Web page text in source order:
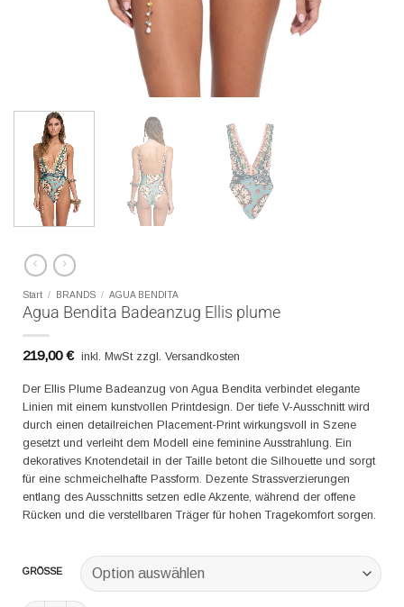
Start / BRANDS / AGUA BENDITA
Agua Bendita Badeanzug Ellis plume
219,00€ inkl. MwSt zzgl. Versandkosten
Der Ellis Plume Badeanzug von Agua Bendita verbindet elegante
Linien mit einem kunstvollen Printdesign. Der tiefe V-Ausschnitt wird
durch einen detailreichen Placement-Print wirkungsvoll in Szene
gesetzt und verleiht dem Modell eine feminine Ausstrahlung. Ein
dekoratives Knotendetail in der Taille betont die Silhouette und sorgt
für eine schmeichelhafte Passform. Dezente Strassverzierungen
entlang des Ausschnitts setzen edle Akzente, während der offene
Rücken und die verstellbaren Träger für hohen Tragekomfort sorgen.
GRÖSSE